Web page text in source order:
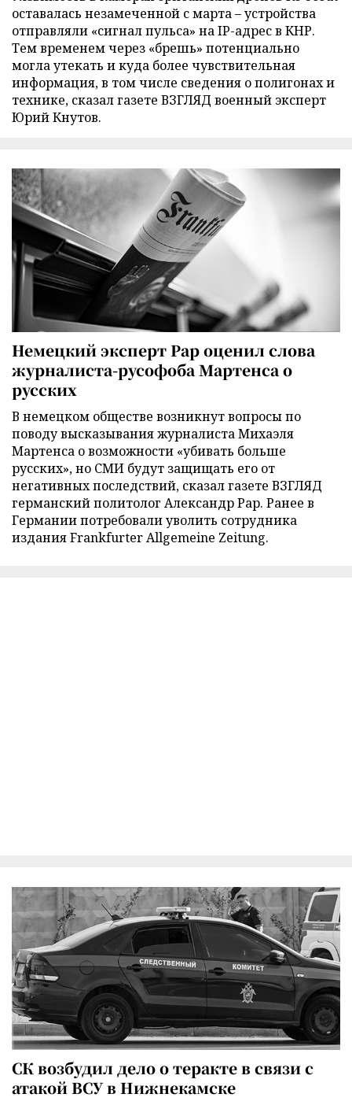
оставалась незамеченной с марта – устройства
отправляли «сигнал пульса» на IP-адрес в КНР.
Тем временем через «брешь» потенциально
могла утекать и куда более чувствительная
информация, в том числе сведения о полигонах и
технике, сказал газете ВЗГЛЯД военный эксперт
Юрий Кнутов.
Немецкий эксперт Рар оценил слова
журналиста-русофоба Мартенса о
русских
В немецком обществе возникнут вопросы по
поводу высказывания журналиста Михаэля
Мартенса о возможности «убивать больше
русских», но СМИ будут защищать его от
негативных последствий, сказал газете ВЗГЛЯД
германский политолог Александр Рар. Ранее в
Германии потребовали уволить сотрудника
издания Frankfurter Allgemeine Zeitung.
СК возбудил дело о теракте в связи с
атакой ВСУ в Нижнекамске